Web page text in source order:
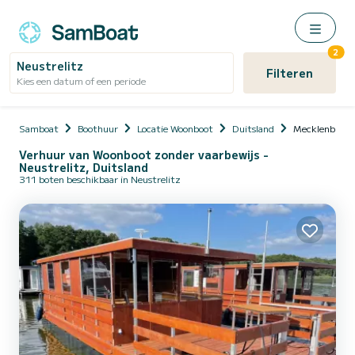
Neustrelitz
Kies een datum of een periode Filteren
2
Samboat Boothuur Locatie Woonboot Duitsland
Verhuur van Woonboot zonder vaarbewijs -
Neustrelitz, Duitsland
311 boten beschikbaar in Neustrelitz